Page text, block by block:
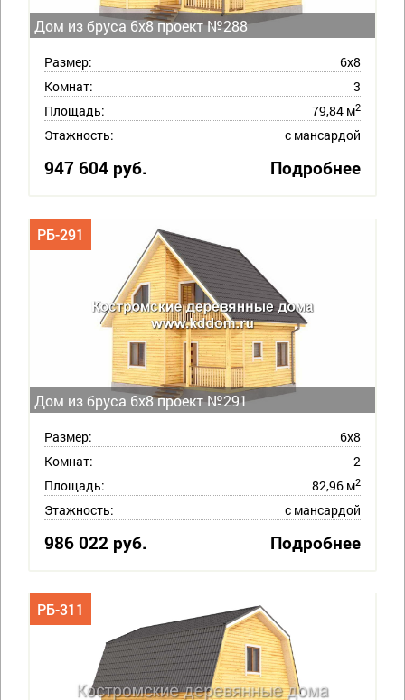
Дом из бруса 6х8 проект №288
Размер:
6х8
Комнат:
3
Площадь:
79,84 м2
Этажность: с мансардой
947 604 руб. Подробнее
Дом из бруса 6х8 проект №291
РБ-291
Размер:
6х8
Комнат:
2
Площадь:
82,96 м2
Этажность: с мансардой
986 022 руб. Подробнее
РБ-311